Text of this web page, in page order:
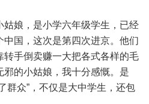
娘，是小学六年级学生，已经
国，这次是第四次进京。他们
手倒卖赚一大把各式各样的毛
的小姑娘，我十分感慨。是
群众”，不仅是大中学生，还包